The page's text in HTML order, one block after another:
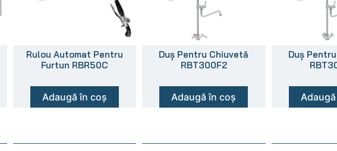
Rulou Automat Pentru
Furtun RBR50C
Adaugă în coș
Duș Pentru Chiuvetă
RBT300F2
Adaugă în coș
Duș